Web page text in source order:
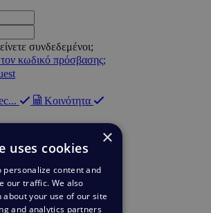
συνδεδεμένοι;
κωδικό πρόσβασης;
Κοινότητα
×
uses cookies
personalize content and
our traffic. We also
your use of our site
and analytics partners